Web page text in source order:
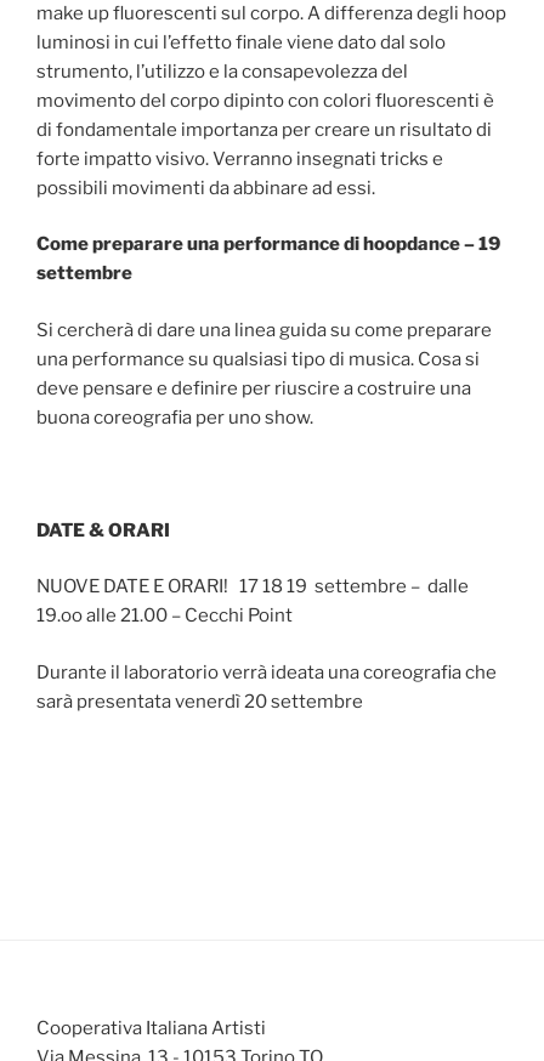
make up fluorescenti sul corpo. A differenza degli hoop
luminosi in cui l’effetto finale viene dato dal solo
strumento, l’utilizzo e la consapevolezza del
movimento del corpo dipinto con colori fluorescenti è
di fondamentale importanza per creare un risultato di
forte impatto visivo. Verranno insegnati tricks e
possibili movimenti da abbinare ad essi.
Come preparare una performance di hoopdance – 19
settembre
Si cercherà di dare una linea guida su come preparare
una performance su qualsiasi tipo di musica. Cosa si
deve pensare e definire per riuscire a costruire una
buona coreografia per uno show.
DATE & ORARI
NUOVE DATE E ORARI! 17 18 19 settembre – dalle
19.oo alle 21.00 – Cecchi Point
Durante il laboratorio verrà ideata una coreografia che
sarà presentata venerdì 20 settembre
Cooperativa Italiana Artisti